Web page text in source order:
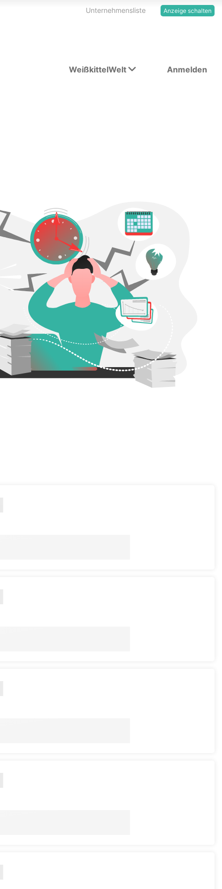
Anzeige schalten
Unternehmensliste
Anmelden
WeißkittelWelt